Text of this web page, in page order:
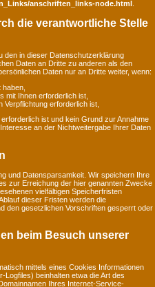
anschriften_links-node.html .
die verantwortliche Stelle
den in dieser Datenschutzerklärung
Daten an Dritte zu anderen als den
Daten nur an Dritte weiter, wenn:
mit Ihnen erforderlich ist,
Verpflichtung erforderlich ist,
ist und kein Grund zur Annahme
an der Nichtweitergabe Ihrer Daten
und Datensparsamkeit. Wir speichern Ihre
zur Erreichung der hier genannten Zwecke
vielfältigen Speicherfristen
dieser Fristen werden die
den gesetzlichen Vorschriften gesperrt oder
beim Besuch unserer
mittels eines Cookies Informationen
beinhalten etwa die Art des
Ihres Internet-Service-